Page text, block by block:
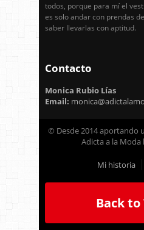
todos, porque para mí el
es solo andar con prendas
saber llevarlas con aptitud.
Contacto
Monica Rubio Lías
Email:
© Desde 2014 aportando
Adicta a la Moda
Mi historia
Back to